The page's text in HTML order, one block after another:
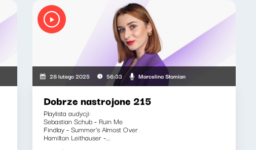
28 lutego 2025 56:33 Marcelina Słomian
Dobrze nastrojone 215
Playlista audycji:
Sebastian Schub - Ruin Me
Findlay - Summer's Almost Over
Hamilton Leithauser -...